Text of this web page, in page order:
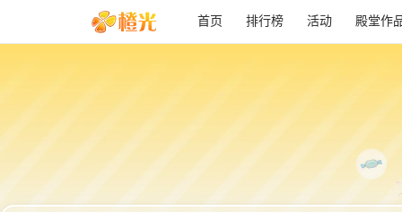
首页 排行榜 活动 殿堂作